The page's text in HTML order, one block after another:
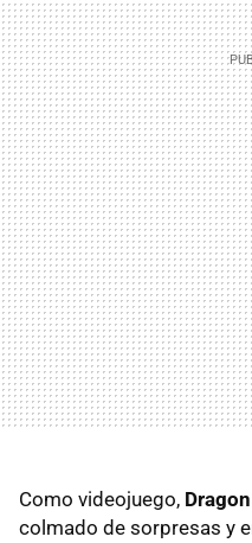
Como videojuego,
colmado de sorpresas y